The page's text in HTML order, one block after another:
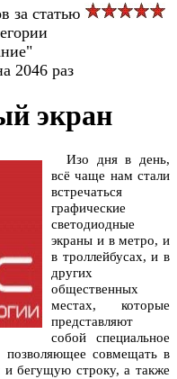
за статью
2046 раз
экран
Изо дня в день,
всё чаще нам стали
встречаться
графические
светодиодные
экраны и в метро, и
в троллейбусах, и в
других
общественных
местах, которые
представляют
собой специальное
позволяющее совмещать в
и бегущую строку, а также